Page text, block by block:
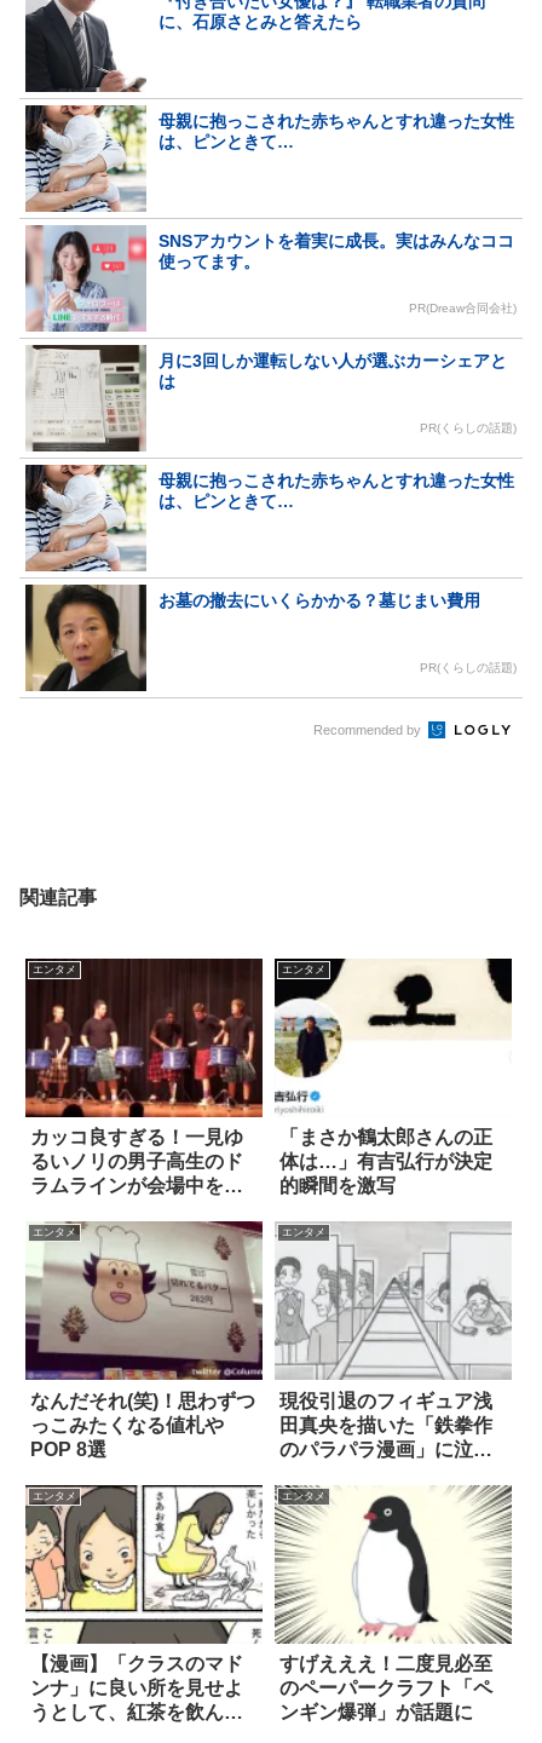
に、石原さとみと答えたら
母親に抱っこされた赤ちゃんとすれ違った女性
は、ピンときて…
SNSアカウントを着実に成長。実はみんなココ
使ってます。
PR(Dreaw合同会社)
月に3回しか運転しない人が選ぶカーシェアと
は
PR(くらしの話題)
母親に抱っこされた赤ちゃんとすれ違った女性
は、ピンときて…
お墓の撤去にいくらかかる？墓じまい費用
PR(くらしの話題)
Recommended by
関連記事
エンタメ
カッコ良すぎる！一見ゆ
るいノリの男子高生のド
ラムラインが会場中を虜
エンタメ
「まさか鶴太郎さんの正
体は…」有吉弘行が決定
的瞬間を激写
エンタメ
なんだそれ(笑)！思わずつ
っこみたくなる値札や
POP 8選
エンタメ
現役引退のフィギュア浅
田真央を描いた「鉄拳作
のパラパラ漫画」に泣い
エンタメ
【漫画】「クラスのマド
ンナ」に良い所を見せよ
うとして、紅茶を飲んだ
エンタメ
すげえええ！二度見必至
のペーパークラフト「ペ
ンギン爆弾」が話題に